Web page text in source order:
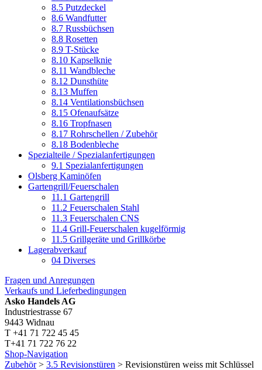
8.5 Putzdeckel
8.6 Wandfutter
8.7 Russbüchsen
8.8 Rosetten
8.9 T-Stücke
8.10 Kapselknie
8.11 Wandbleche
8.12 Dunsthüte
8.13 Muffen
8.14 Ventilationsbüchsen
8.15 Ofenaufsätze
8.16 Tropfnasen
8.17 Rohrschellen / Zubehör
8.18 Bodenbleche
Spezialteile / Spezialanfertigungen
9.1 Spezialanfertigungen
Olsberg Kaminöfen
Gartengrill/Feuerschalen
11.1 Gartengrill
11.2 Feuerschalen Stahl
11.3 Feuerschalen CNS
11.4 Grill-Feuerschalen kugelförmig
11.5 Grillgeräte und Grillkörbe
Lagerabverkauf
04 Diverses
Fragen und Anregungen
Verkaufs und Lieferbedingungen
Asko Handels AG
Industriestrasse 67
9443 Widnau
T +41 71 722 45 45
T+41 71 722 76 22
Shop-Navigation
Zubehör> 3.5 Revisionstüren > Revisionstüren weiss mit Schlüssel